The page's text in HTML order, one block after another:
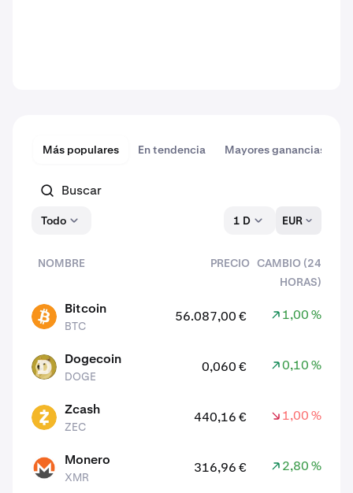
Más populares En tendencia Mayores ganancias
Todo 1 D EUR
NOMBRE PRECIO CAMBIO (24
HORAS)
BTC Bitcoin
BTC
56.087,00 € 1,00 %
DOGE Dogecoin
DOGE
0,060 € 0,10 %
ZEC Zcash
ZEC
440,16 € 1,00 %
XMR Monero
XMR
316,96 € 2,80 %